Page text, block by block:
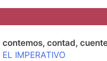
contemos, contad,
EL IMPERATIVO